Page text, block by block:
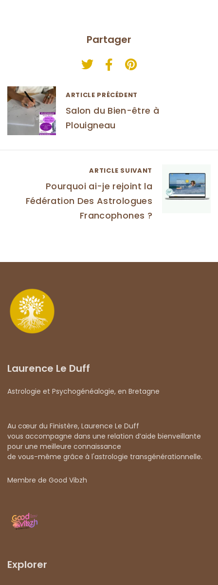
Partager
ARTICLE PRÉCÉDENT
Salon du Bien-être à
Plouigneau
ARTICLE SUIVANT
Pourquoi ai-je rejoint la
Fédération Des Astrologues
Francophones ?
Laurence Le Duff
Astrologie et Psychogénéalogie, en Bretagne
Au cœur du Finistère, Laurence Le Duff
vous accompagne dans une relation d’aide bienveillante
pour une meilleure connaissance
de vous-même grâce à l'astrologie transgénérationnelle.
Membre de Good Vibzh
Explorer